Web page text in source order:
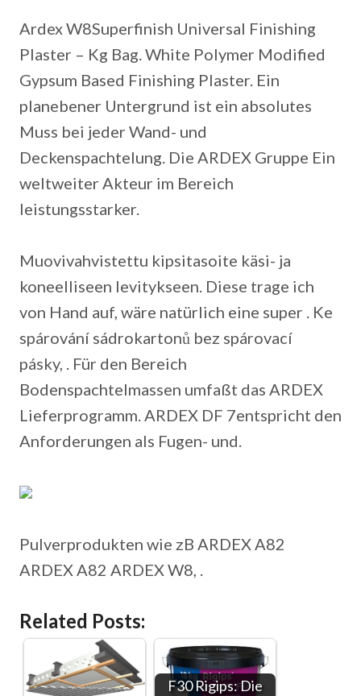
Ardex W8Superfinish Universal Finishing
Plaster – Kg Bag. White Polymer Modified
Gypsum Based Finishing Plaster. Ein
planebener Untergrund ist ein absolutes
Muss bei jeder Wand- und
Deckenspachtelung. Die ARDEX Gruppe Ein
weltweiter Akteur im Bereich
leistungsstarker.
Muovivahvistettu kipsitasoite käsi- ja
koneelliseen levitykseen. Diese trage ich
von Hand auf, wäre natürlich eine super . Ke
spárování sádrokartonů bez spárovací
pásky, . Für den Bereich
Bodenspachtelmassen umfaßt das ARDEX
Lieferprogramm. ARDEX DF 7entspricht den
Anforderungen als Fugen- und.
Pulverprodukten wie zB ARDEX A82
ARDEX A82 ARDEX W8, .
Related Posts:
F30 Rigips: Die